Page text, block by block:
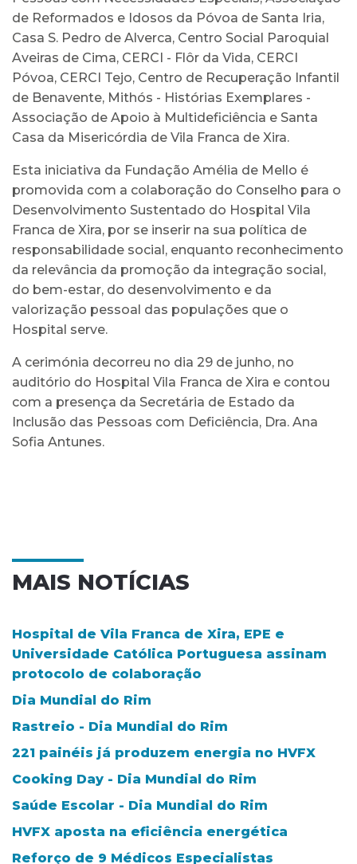
de Reformados e Idosos da Póvoa de Santa Iria,
Casa S. Pedro de Alverca, Centro Social Paroquial
Aveiras de Cima, CERCI - Flôr da Vida, CERCI
Póvoa, CERCI Tejo, Centro de Recuperação Infantil
de Benavente, Mithós - Histórias Exemplares -
Associação de Apoio à Multideficiência e Santa
Casa da Misericórdia de Vila Franca de Xira.
Esta iniciativa da Fundação Amélia de Mello é
promovida com a colaboração do Conselho para o
Desenvolvimento Sustentado do Hospital Vila
Franca de Xira, por se inserir na sua política de
responsabilidade social, enquanto reconhecimento
da relevância da promoção da integração social,
do bem-estar, do desenvolvimento e da
valorização pessoal das populações que o
Hospital serve.
A cerimónia decorreu no dia 29 de junho, no
auditório do Hospital Vila Franca de Xira e contou
com a presença da Secretária de Estado da
Inclusão das Pessoas com Deficiência, Dra. Ana
Sofia Antunes.
MAIS NOTÍCIAS
Hospital de Vila Franca de Xira, EPE e
Universidade Católica Portuguesa assinam
protocolo de colaboração
Dia Mundial do Rim
Rastreio - Dia Mundial do Rim
221 painéis já produzem energia no HVFX
Cooking Day - Dia Mundial do Rim
Saúde Escolar - Dia Mundial do Rim
HVFX aposta na eficiência energética
Reforço de 9 Médicos Especialistas